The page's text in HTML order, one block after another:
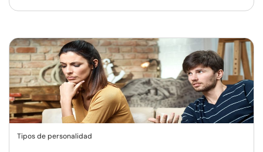
Tipos de personalidad